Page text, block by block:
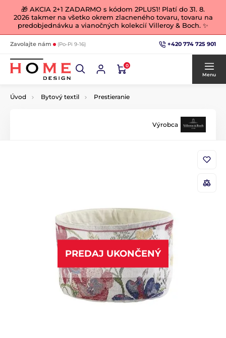
🎁 AKCIA 2+1 ZADARMO s kódom 2PLUS1! Platí do 31. 8.
2026 takmer na všetko okrem zlacneného tovaru, tovaru na
predobjednávku a vianočných kolekcií Villeroy & Boch. ✨
Zavolajte nám (Po-Pi 9-16) +420 774 725 901
0
Menu
Úvod Bytový textil Prestieranie
Výrobca
PREDAJ UKONČENÝ